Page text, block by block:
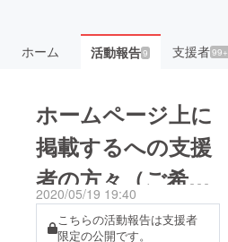
ホーム 活動報告9 支援者99+
ホームページ上に
掲載するへの支援
者の方々（ご希望
の方は）のお名前
2020/05/19 19:40
こちらの活動報告は支援者
限定の公開です。